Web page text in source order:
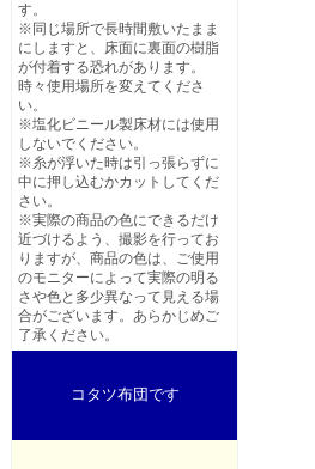
す。
※同じ場所で長時間敷いたまま
にしますと、床面に裏面の樹脂
が付着する恐れがあります。
時々使用場所を変えてくださ
い。
※塩化ビニール製床材には使用
しないでください。
※糸が浮いた時は引っ張らずに
中に押し込むかカットしてくだ
さい。
※実際の商品の色にできるだけ
近づけるよう、撮影を行ってお
りますが、商品の色は、ご使用
のモニターによって実際の明る
さや色と多少異なって見える場
合がございます。あらかじめご
了承ください。
コタツ布団です